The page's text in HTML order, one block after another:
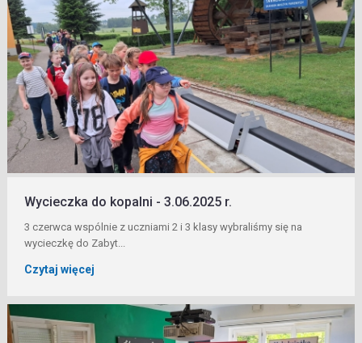
Wycieczka do kopalni - 3.06.2025 r.
3 czerwca wspólnie z uczniami 2 i 3 klasy wybraliśmy się na
wycieczkę do Zabyt...
Czytaj więcej